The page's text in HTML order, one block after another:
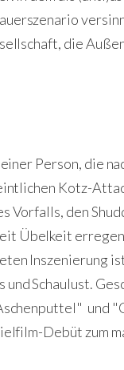
die
Person, die
Kotz-
Vorfalls, den
Übelkeit
Inszenierung
Schaulust.
und
Debüt zum